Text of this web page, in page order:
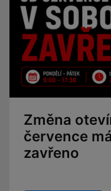
Změna
července
zavřeno